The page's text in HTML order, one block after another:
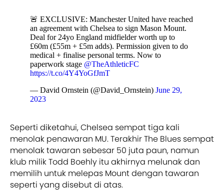
🚨 EXCLUSIVE: Manchester United have reached
an agreement with Chelsea to sign Mason Mount.
Deal for 24yo England midfielder worth up to
£60m (£55m + £5m adds). Permission given to do
medical + finalise personal terms. Now to
paperwork stage @TheAthleticFC
https://t.co/4Y4YoGfJmT
— David Ornstein (@David_Ornstein) June 29,
2023
Seperti diketahui, Chelsea sempat tiga kali
menolak penawaran MU. Terakhir The Blues sempat
menolak tawaran sebesar 50 juta paun, namun
klub milik Todd Boehly itu akhirnya melunak dan
memilih untuk melepas Mount dengan tawaran
seperti yang disebut di atas.